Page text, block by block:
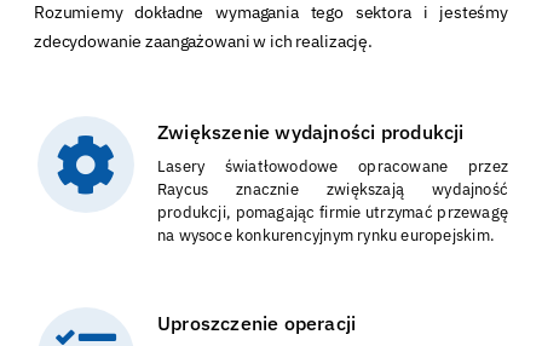
Rozumiemy dokładne wymagania tego sektora i jesteśmy
zdecydowanie zaangażowani w ich realizację.
Zwiększenie wydajności produkcji
Lasery światłowodowe opracowane przez
Raycus znacznie zwiększają wydajność
produkcji, pomagając firmie utrzymać przewagę
na wysoce konkurencyjnym rynku europejskim.
Uproszczenie operacji